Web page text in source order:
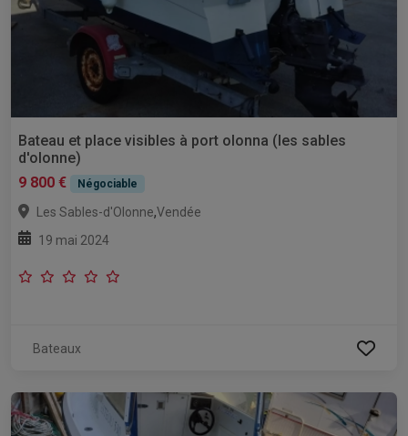
Bateau et place visibles à port olonna (les sables
d'olonne)
9 800 €
Négociable
Les Sables-d'Olonne,Vendée
19 mai 2024
Bateaux